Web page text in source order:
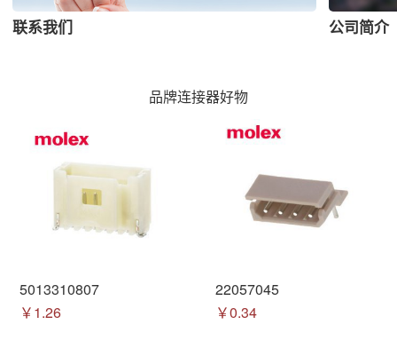
联系我们 公司简介
品牌连接器好物
5013310807
￥1.26
22057045
￥0.34